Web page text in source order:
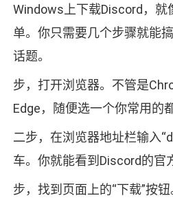
Windows上下载Discord，就
单。你只需要几个步骤就能
话题。
步，打开浏览器。不管是
Edge，随便选一个你常用的
二步，在浏览器地址栏输入
车。你就能看到Discord的官
步，找到页面上的“下载”按